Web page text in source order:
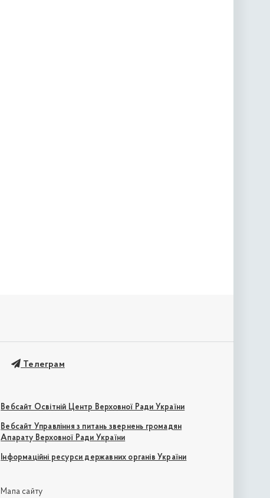
Телеграм
Вебсайт Освітній Центр Верховної Ради України
Вебсайт Управління з питань звернень громадян
Апарату Верховної Ради України
Інформаційні ресурси державних органів України
Мапа сайту